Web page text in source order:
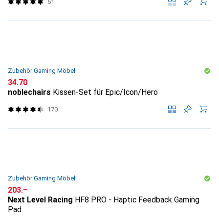
51
Zubehör Gaming Möbel
CHF
34.70
noblechairs Kissen-Set für Epic/Icon/Hero
170
Zubehör Gaming Möbel
CHF
203.–
Next Level Racing HF8 PRO - Haptic Feedback Gaming
Pad